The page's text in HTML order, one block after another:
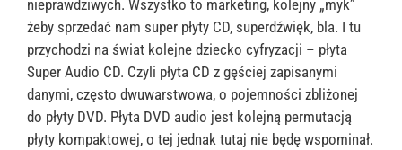
nieprawdziwych. Wszystko to marketing, kolejny „myk”
żeby sprzedać nam super płyty CD, superdźwięk, bla. I tu
przychodzi na świat kolejne dziecko cyfryzacji – płyta
Super Audio CD. Czyli płyta CD z gęściej zapisanymi
danymi, często dwuwarstwowa, o pojemności zbliżonej
do płyty DVD. Płyta DVD audio jest kolejną permutacją
płyty kompaktowej, o tej jednak tutaj nie będę wspominał.